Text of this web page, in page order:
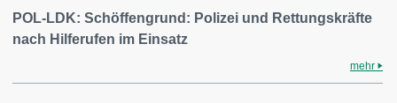
POL-LDK: Schöffengrund: Polizei und Rettungskräfte
nach Hilferufen im Einsatz
mehr